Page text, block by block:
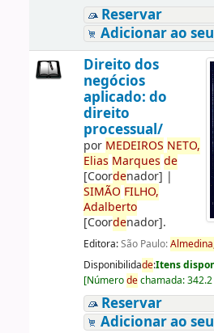
Reservar
Adicionar ao
Direito dos
negócios
aplicado: do
direito
processual/
por MEDEIROS NETO,
Elias Marques de
[Coordenador] |
SIMÃO FILHO,
Adalberto
[Coordenador].
Editora:São Paulo:
Disponibilidade:Itens
[Númerodechamada:
Reservar
Adicionar ao